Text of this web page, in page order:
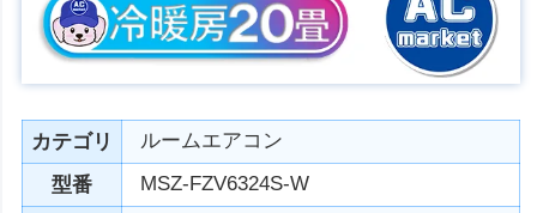
カテゴリ
ルームエアコン
型番
MSZ-FZV6324S-W